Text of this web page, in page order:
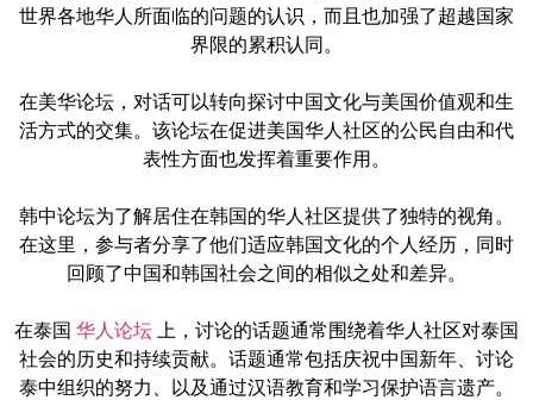
世界各地华人所面临的问题的认识，而且也加强了超越国家
界限的累积认同。
在美华论坛，对话可以转向探讨中国文化与美国价值观和生
活方式的交集。该论坛在促进美国华人社区的公民自由和代
表性方面也发挥着重要作用。
韩中论坛为了解居住在韩国的华人社区提供了独特的视角。
在这里，参与者分享了他们适应韩国文化的个人经历，同时
回顾了中国和韩国社会之间的相似之处和差异。
在泰国 华人论坛 上，讨论的话题通常围绕着华人社区对泰国
社会的历史和持续贡献。话题通常包括庆祝中国新年、讨论
泰中组织的努力、以及通过汉语教育和学习保护语言遗产。